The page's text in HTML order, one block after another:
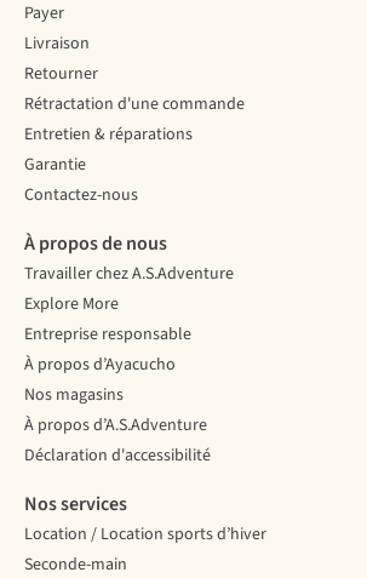
Payer
Livraison
Retourner
Rétractation d'une commande
Entretien & réparations
Garantie
Contactez-nous
À propos de nous
Travailler chez A.S.Adventure
Explore More
Entreprise responsable
À propos d’Ayacucho
Nos magasins
À propos d’A.S.Adventure
Déclaration d'accessibilité
Nos services
Location / Location sports d’hiver
Seconde-main